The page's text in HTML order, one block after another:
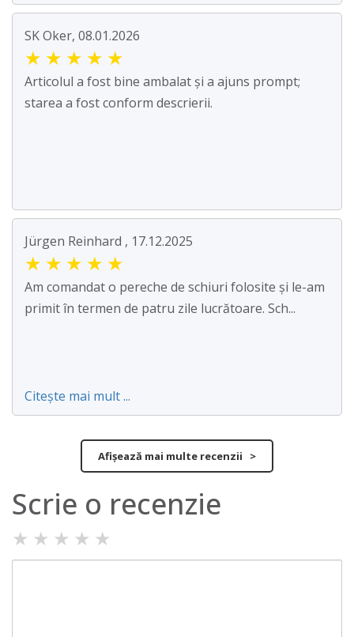
SK Oker, 08.01.2026
★ ★ ★ ★ ★
Articolul a fost bine ambalat și a ajuns prompt;
starea a fost conform descrierii.
Jürgen Reinhard , 17.12.2025
★ ★ ★ ★ ★
Am comandat o pereche de schiuri folosite și le-am
primit în termen de patru zile lucrătoare. Sch...
Citește mai mult ...
Afișează mai multe recenzii >
Scrie o recenzie
★ ★ ★ ★ ★